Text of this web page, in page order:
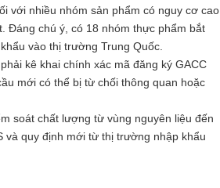
với nhiều nhóm sản phẩm có nguy cơ cao
Đáng chú ý, có 18 nhóm thực phẩm bắt
vào thị trường Trung Quốc.
kê khai chính xác mã đăng ký GACC
mới có thể bị từ chối thông quan hoặc
soát chất lượng từ vùng nguyên liệu đến
và quy định mới từ thị trường nhập khẩu